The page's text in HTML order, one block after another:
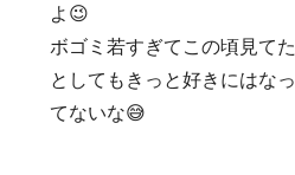
よ😉
ボゴミ若すぎてこの頃見てた
としてもきっと好きにはなっ
てないな😅